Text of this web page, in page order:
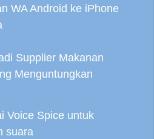
WA Android ke iPhone
Supplier Makanan
Menguntungkan
Voice Spice untuk
suara